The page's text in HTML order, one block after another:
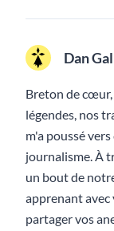
Dan
Breton de
légendes, nos
m'a poussé
journalisme. À
un bout de
apprenant avec
partager vos